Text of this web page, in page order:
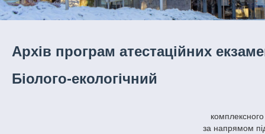
Архів програм атестаційних
Біолого-екологічний
комплексного
за напрямом